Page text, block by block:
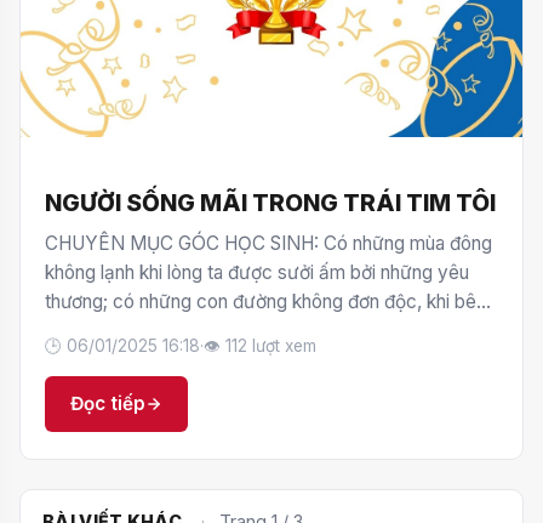
NGƯỜI SỐNG MÃI TRONG TRÁI TIM TÔI
CHUYÊN MỤC GÓC HỌC SINH: Có những mùa đông
không lạnh khi lòng ta được sưởi ấm bởi những yêu
thương; có những con đường không đơn độc, khi bên
khuyết được phủ đầy bởi những bao dung… Hãy sưởi
ấm bằng đốm […]
🕒 06/01/2025 16:18·👁 112 lượt xem
Đọc tiếp